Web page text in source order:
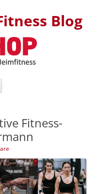
Blog
Fitness-